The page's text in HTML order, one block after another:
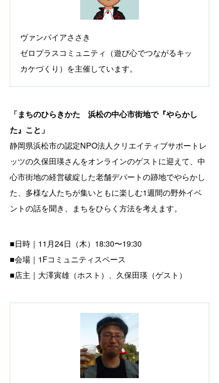
ヴァンパイアささき
ゼロプラスコミュニティ（遊び心でつながるキッ
カケづくり）を主催しています。
「まちのひらきかた 浜松の中心市街地で『やらかし
た』こと」
静岡県浜松市の認定NPO法人クリエイティブサポートレ
ッツの久保田瑛さんをオンラインのゲストに迎えて、中
心市街地の経営破綻した老舗デパートの跡地でやらかし
た、多様な人たちが集いともに楽しむ1週間の野外イベ
ントの話を聞き、まちをひらく方法を考えます。
■日時｜11月24日（木）18:30〜19:30
■会場｜1Fコミュニティスペース
■店主｜大澤寅雄（ホスト）、久保田瑛（ゲスト）